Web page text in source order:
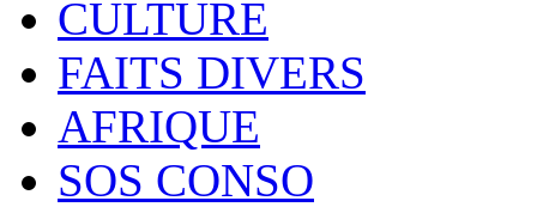
CULTURE
FAITS DIVERS
AFRIQUE
SOS CONSO